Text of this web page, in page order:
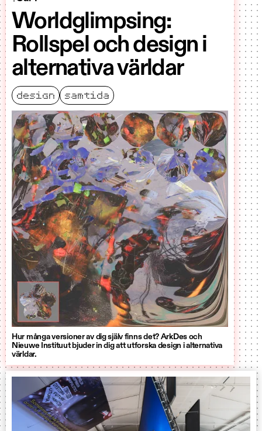
Worldglimpsing:
Rollspel och design i
alternativa världar
design samtida
Hur många versioner av dig själv finns det? ArkDes och
Nieuwe Instituut bjuder in dig att utforska design i alternativa
världar.